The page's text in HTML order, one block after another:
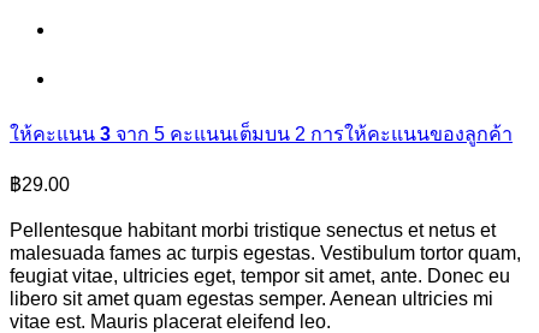
ให้คะแนน 3 จาก 5 คะแนนเต็มบน 2 การให้คะแนนของลูกค้า
฿29.00
Pellentesque habitant morbi tristique senectus et netus et
malesuada fames ac turpis egestas. Vestibulum tortor quam,
feugiat vitae, ultricies eget, tempor sit amet, ante. Donec eu
libero sit amet quam egestas semper. Aenean ultricies mi
vitae est. Mauris placerat eleifend leo.